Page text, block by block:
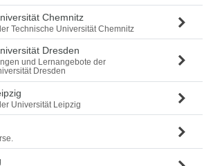
Chemnitz
Technische Universität Chemnitz
Dresden
und Lernangebote der
Dresden
Universität Leipzig